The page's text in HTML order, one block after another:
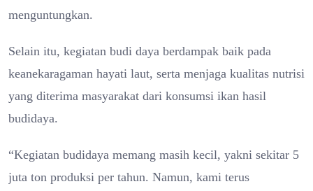
menguntungkan.
Selain itu, kegiatan budi daya berdampak baik pada
keanekaragaman hayati laut, serta menjaga kualitas nutrisi
yang diterima masyarakat dari konsumsi ikan hasil
budidaya.
“Kegiatan budidaya memang masih kecil, yakni sekitar 5
juta ton produksi per tahun. Namun, kami terus